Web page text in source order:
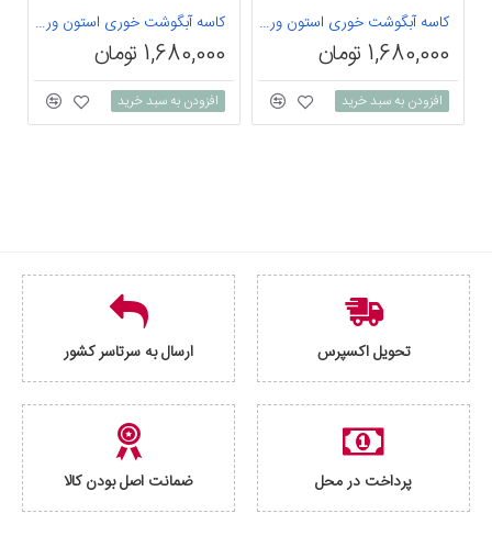
کاسه آبگوشت خوری استون ور سفید بن سای 6 عددی
1,680,000 تومان
افزودن به سبد خرید
کاسه آبگوشت خوری استون ور مشکی مات بن سای 6 عددی
1,680,000 تومان
افزودن به سبد خرید
تحویل اکسپرس ارسال به سرتاسر کشور
پرداخت در محل ضمانت اصل بودن کالا